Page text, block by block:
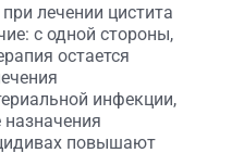
лечении цистита
с одной стороны,
остается
инфекции,
повышают